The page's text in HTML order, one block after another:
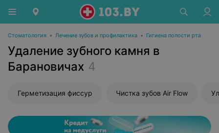
Стоматология • Лечение зубов и профилактика • Гигиена полости рта
Удаление зубного камня в
Барановичах 4
Герметизация фиссур Чистка зубов Air Flow